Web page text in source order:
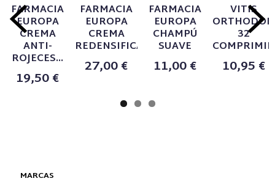
MARCAS
FARMACIA
EUROPA
CREMA
ANTI-
ROJECES...
19,50 €
FARMACIA
EUROPA
CREMA
REDENSIFICANTE...
27,00 €
FARMACIA
EUROPA
CHAMPÚ
SUAVE
11,00 €
VITIS
32
10,95 €